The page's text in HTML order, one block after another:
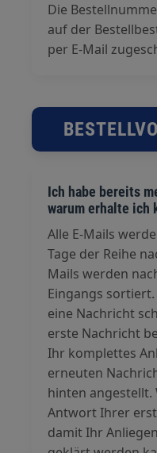
Die
auf der
per E-Mail
Ich habe bereits
warum erhalte ich
Alle E-Mails
Tage der Reihe
Mails werden
Eingangs
eine Nachricht
erste Nachricht
Ihr komplettes
erneuten
hinten angestellt.
Antwort Ihrer
damit Ihr